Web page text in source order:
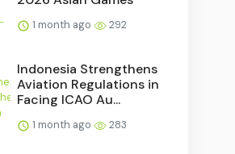
1 month ago 292
Indonesia Strengthens
Aviation Regulations in
Facing ICAO Au...
1 month ago 283